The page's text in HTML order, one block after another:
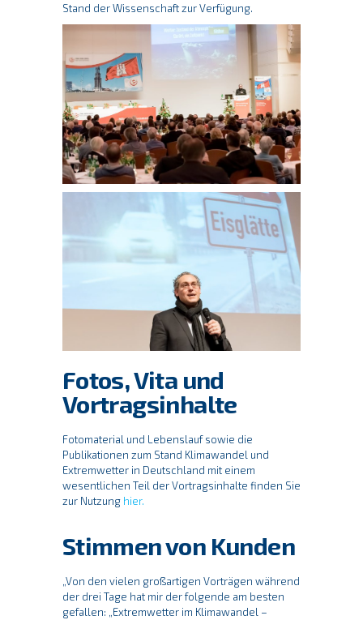
Stand der Wissenschaft zur Verfügung.
Fotos, Vita und
Vortragsinhalte
Fotomaterial und Lebenslauf sowie die
Publikationen zum Stand Klimawandel und
Extremwetter in Deutschland mit einem
wesentlichen Teil der Vortragsinhalte finden Sie
zur Nutzung hier.
Stimmen von Kunden
„Von den vielen großartigen Vorträgen während
der drei Tage hat mir der folgende am besten
gefallen: „Extremwetter im Klimawandel –